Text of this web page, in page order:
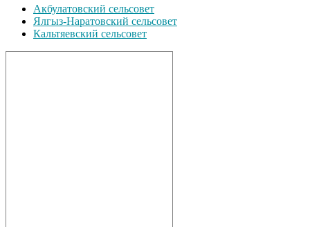
Акбулатовский сельсовет
Ялгыз-Наратовский сельсовет
Кальтяевский сельсовет